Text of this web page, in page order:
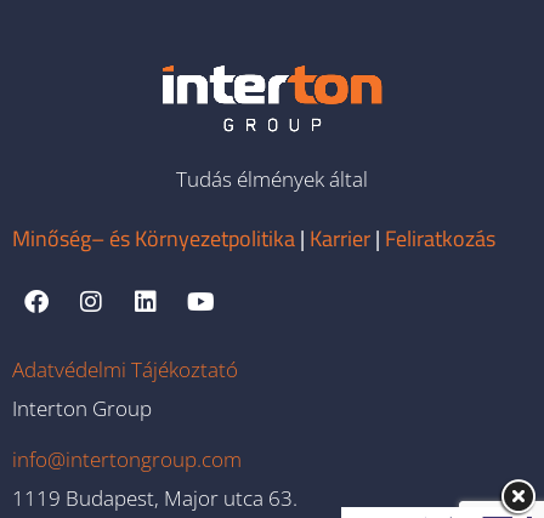
Tudás élmények által
Minőség– és Környezetpolitika| Karrier| Feliratkozás
Adatvédelmi Tájékoztató
Interton Group
info@intertongroup.com
1119 Budapest, Major utca 63.